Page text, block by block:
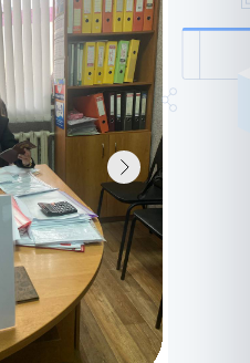
GO!